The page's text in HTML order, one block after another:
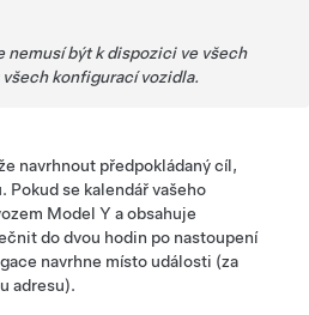
nemusí být k dispozici ve všech
konfigurací vozidla.
navrhnout předpokládaný cíl,
Pokud se kalendář vašeho
Model Y a obsahuje
do dvou hodin po nastoupení
navrhne místo události (za
adresu).